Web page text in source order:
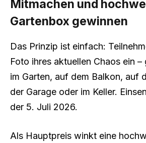
Mitmachen und
Gartenbox gewinnen
Das Prinzip ist einfach:
Foto ihres aktuellen Chaos ein
im Garten, auf dem Balkon, auf
der Garage oder im Keller.
der 5. Juli 2026.
Als Hauptpreis winkt eine